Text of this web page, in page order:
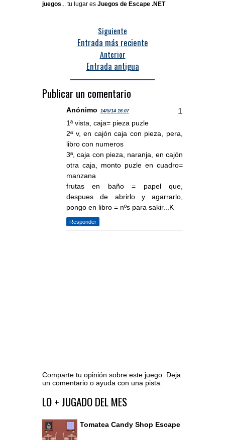
juegos... tu lugar es Juegos de Escape .NET
Siguiente
Entrada más reciente
Anterior
Entrada antigua
Publicar un comentario
Anónimo 14/5/14 16:07
1ª vista, caja= pieza puzle
2ª v, en cajón caja con pieza, pera,
libro con numeros
3ª, caja con pieza, naranja, en cajón
otra caja, monto puzle en cuadro=
manzana
frutas en baño = papel que,
despues de abrirlo y agarrarlo,
pongo en libro = nºs para sakir...K
Responder
Comparte tu opinión sobre este juego. Deja
un comentario o ayuda con una pista.
Ir al editor de comentarios
LO + JUGADO DEL MES
Tomatea Candy Shop Escape